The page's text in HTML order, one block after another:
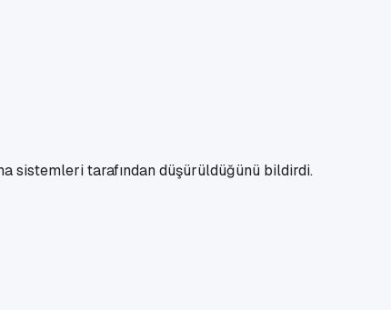
sistemleri tarafından düşürüldüğünü bildirdi.